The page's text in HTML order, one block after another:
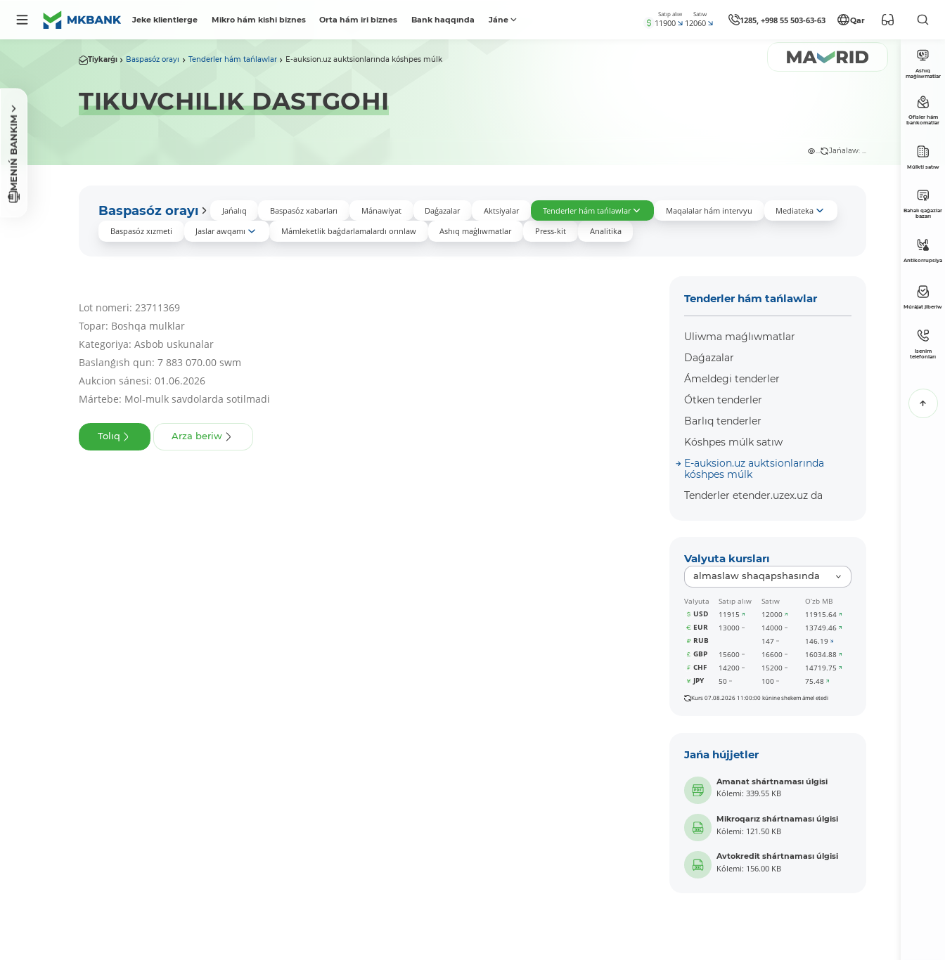
Jeke klientlerge Mikro hám kishi biznes Orta hám iri biznes Bank haqqında Jáne
Satıp alıw
11900
Satıw
12060 1285, +998 55 503-63-63 Qar
MENIŃ BANKIM
Tiykarǵı Baspasóz orayı Tenderler hám tańlawlar E-auksion.uz auktsionlarında kóshpes múlk
TIKUVCHILIK DASTGOHI
... Jańalaw: ...
Baspasóz orayı Jańalıq Baspasóz xabarları Mánawiyat Daǵazalar Aktsiyalar Tenderler hám tańlawlar Maqalalar hám intervyu
Mediateka
Baspasóz xızmeti
Jaslar awqamı Mámleketlik baǵdarlamalardı orınlaw Ashıq maǵlıwmatlar Press-kit Analitika
Lot nomeri: 23711369
Topar: Boshqa mulklar
Kategoriya: Asbob uskunalar
Baslanǵısh qun: 7 883 070.00 swm
Aukcion sánesi: 01.06.2026
Mártebe: Mol-mulk savdolarda sotilmadi
Tolıq Arza beriw
Tenderler hám tańlawlar
Uliwma maǵlıwmatlar
Daǵazalar
Ámeldegi tenderler
Ótken tenderler
Barlıq tenderler
Kóshpes múlk satıw
E-auksion.uz auktsionlarında
kóshpes múlk
Tenderler etender.uzex.uz da
Valyuta kursları
almaslaw shaqapshasında
Valyuta Satıp alıw Satıw
O‘zb MB
USD
11915 12000
11915.64
EUR
13000 14000
13749.46
RUB
147
146.19
GBP
15600 16600
16034.88
CHF
14200 15200
14719.75
JPY
50 100 75.48
Kurs 07.08.2026 11:00:00 kúnine shekem ámel etedi
Jańa hújjetler
Amanat shártnaması úlgisi
Kólemi: 339.55 KB
Mikroqarız shártnaması úlgisi
Kólemi: 121.50 KB
Avtokredit shártnaması úlgisi
Kólemi: 156.00 KB
Ashıq
maǵlıwmatlar
Ofisler hám
bankomatlar
Múlkti satıw
Bahalı qaǵazlar
bazarı
Antikorrupsiya
Múrájat jiberiw
Isenim
telefonları